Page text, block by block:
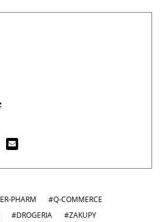
PHARM
#Q-COMMERCE
#DROGERIA #ZAKUPY